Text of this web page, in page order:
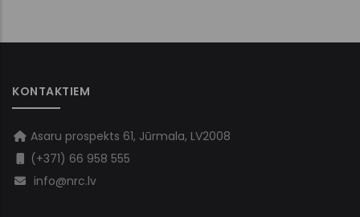
KONTAKTIEM
Asaru prospekts 61, Jūrmala, LV2008
(+371) 66 958 555
info@nrc.lv